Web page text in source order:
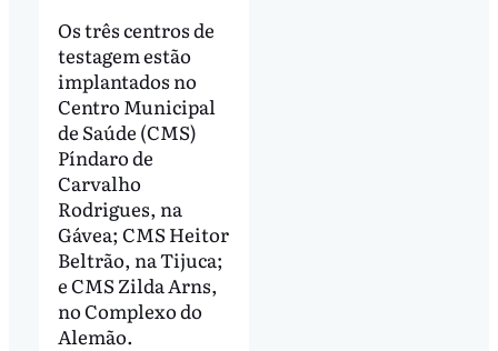
Os três centros de
testagem estão
implantados no
Centro Municipal
de Saúde (CMS)
Píndaro de
Carvalho
Rodrigues, na
Gávea; CMS Heitor
Beltrão, na Tijuca;
e CMS Zilda Arns,
no Complexo do
Alemão.